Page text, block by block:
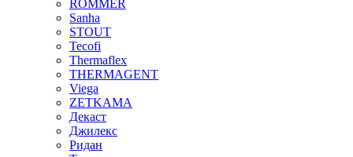
ROMMER
Sanha
STOUT
Tecofi
Thermaflex
THERMAGENT
Viega
ZETKAMA
Декаст
Джилекс
Ридан